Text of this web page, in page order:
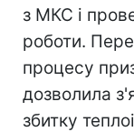
з МКС і
роботи.
процесу
дозволила
збитку